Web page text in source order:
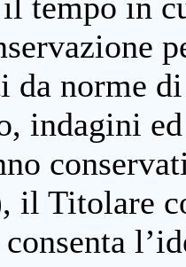
norme
indagini
il Titolare